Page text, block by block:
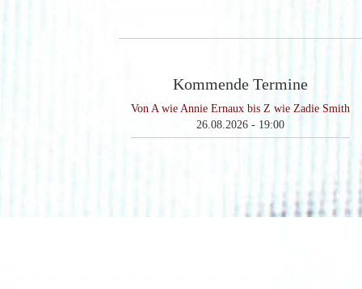
Kommende Termine
Von A wie Annie Ernaux bis Z wie Zadie Smith
26.08.2026 - 19:00